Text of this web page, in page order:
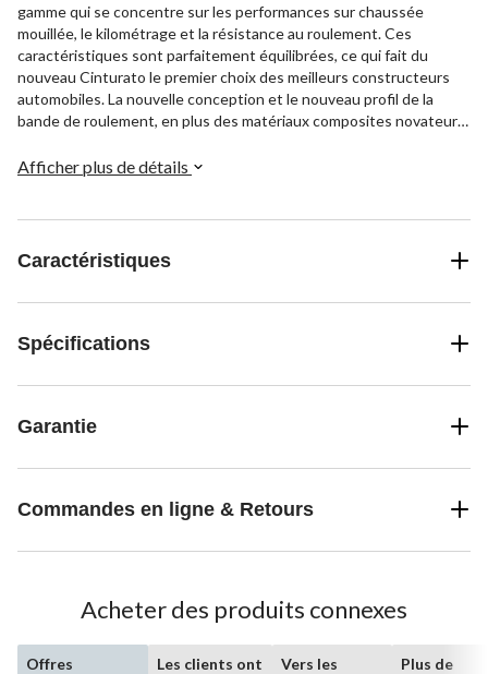
gamme qui se concentre sur les performances sur chaussée
mouillée, le kilométrage et la résistance au roulement. Ces
caractéristiques sont parfaitement équilibrées, ce qui fait du
nouveau Cinturato le premier choix des meilleurs constructeurs
automobiles. La nouvelle conception et le nouveau profil de la
bande de roulement, en plus des matériaux composites novateurs,
de DURABILITÉ et de TECHNOLOGIE. Menant à une réduction
choix à toujours MAÎTRISER votre véhicule.
Afficher plus de détails
Caractéristiques
Spécifications
Garantie
Commandes en ligne & Retours
Acheter des produits connexes
Offres
Les clients ont
Vers les
Plus de